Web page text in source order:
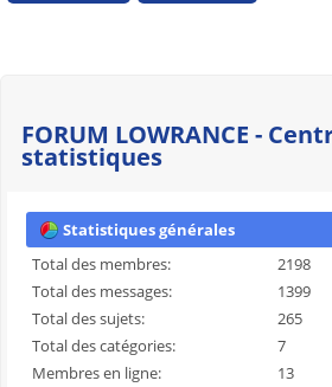
FORUM LOWRANCE -
statistiques
Statistiques générales
Total des membres:
2198
Total des messages:
1399
Total des sujets:
265
Total des catégories:
7
Membres en ligne:
13